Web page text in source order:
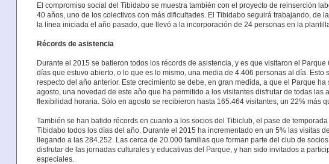
El compromiso social del Tibidabo se muestra también con el proyecto de reinserción
40 años, uno de los colectivos con más dificultades. El Tibidabo seguirá trabajando, de
la línea iniciada el año pasado, que llevó a la incorporación de 24 personas en la
Récords de asistencia
Durante el 2015 se batieron todos los récords de asistencia, y es que visitaron el
días que estuvo abierto, o lo que es lo mismo, una media de 4.406 personas al día. Esto
respecto del año anterior. Este crecimiento se debe, en gran medida, a que el Parque
agosto, una novedad de este año que ha permitido a los visitantes disfrutar de todas las
flexibilidad horaria. Sólo en agosto se recibieron hasta 165.464 visitantes, un 22% más
También se han batido récords en cuanto a los socios del Tibiclub, el pase de
Tibidabo todos los días del año. Durante el 2015 ha incrementado en un 5% las visitas
llegando a las 284.252. Las cerca de 20.000 familias que forman parte del club de
disfrutar de las jornadas culturales y educativas del Parque, y han sido invitados a
especiales.